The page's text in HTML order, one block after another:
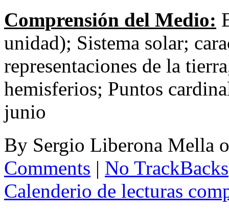
Comprensión del Medio:
unidad); Sistema solar;
representaciones de la
hemisferios; Puntos
junio
By Sergio Liberona Mella
Comments | No TrackBacks
Calenderio de lecturas